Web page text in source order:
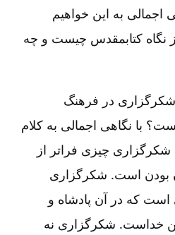
اجمالی به این خواهیم
نگاه کتابمقدس چیست و چه
در فرهنگ
با نگاهی اجمالی به کلام
چیزی فراتر از
بودن است. شکرگزاری
است که در آن پادشاه و
خداست. شکرگزاری نه